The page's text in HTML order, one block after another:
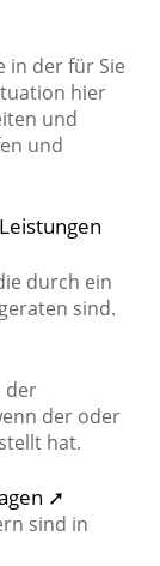
in der für Sie
hier
und
und
durch ein
sind.
der
der oder
hat.
➚
sind in